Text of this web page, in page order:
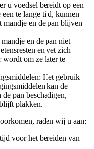
u voedsel bereidt op een
een te lange tijd, kunnen
mandje en de pan blijven
en de pan niet
en vet zich
wordt om ze later te
Het gebruik
kan de
pan beschadigen,
plakken.
raden wij u aan:
voor het bereiden van